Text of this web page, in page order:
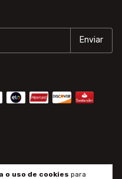
o uso de cookies para
- 2026. Todos os direitos